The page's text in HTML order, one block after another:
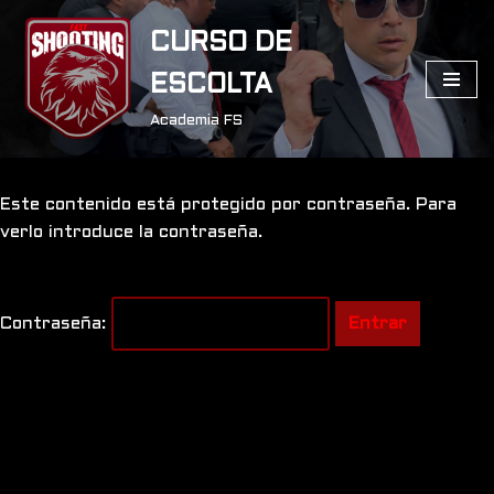
Saltar
contenido
CURSO DE
ESCOLTA
Academia FS
Este contenido está protegido por contraseña. Para
verlo introduce la contraseña.
Contraseña: